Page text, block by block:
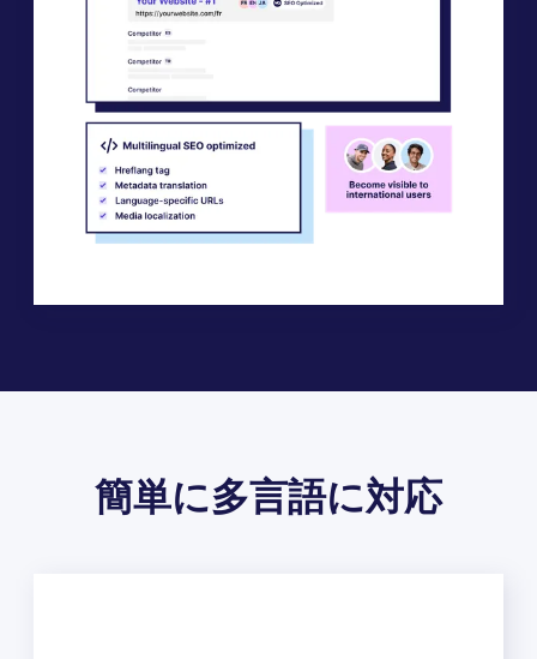
簡単に多言語に対応